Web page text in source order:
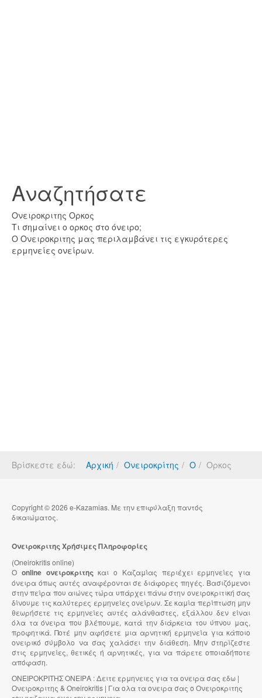
Αναζητήσατε
Ονειροκριτης Ορκος
Τι σημαίνει ο ορκος στο όνειρο;
Ο Ονειροκριτης μας περιλαμβάνει τις εγκυρότερες
ερμηνείες ονείρων.
Βρίσκεστε εδώ: Αρχική Ονειροκρίτης Ο Ορκος
Copyright © 2026 e-Kazamias. Με την επιφύλαξη παντός
δικαιώματος.
Ονειροκριτης Χρήσιμες Πληροφορίες
(Oneirokritis online)
Ο online ονειροκριτηςκαι ο Καζαμίας περιέχει ερμηνείες για
όνειρα όπως αυτές αναφέρονται σε διάφορες πηγές. Βασιζόμενοι
στην πείρα που αιώνες τώρα υπάρχει πάνω στην ονειροκριτική σας
δίνουμε τις καλύτερες ερμηνείες ονείρων. Σε καμία περίπτωση μην
θεωρήσετε τις ερμηνείες αυτές αλάνθαστες, εξάλλου δεν είναι
όλα τα όνειρα που βλέπουμε, κατά την διάρκεια του ύπνου μας,
προφητικά. Ποτέ μην αφήσετε μια αρνητική ερμηνεία για κάποιο
ονειρικό σύμβολο να σας χαλάσει την διάθεση. Μην στηρίζεστε
στις ερμηνείες, θετικές ή αρνητικές, για να πάρετε οποιαδήποτε
απόφαση.
ΟΝΕΙΡΟΚΡΙΤΗΣ ΟΝΕΙΡΑ : Δειτε ερμηνειες για τα ονειρα σας εδω |
Ονειροκριτης & Oneirokritis | Για ολα τα ονειρα σας ο Ονειροκριτης